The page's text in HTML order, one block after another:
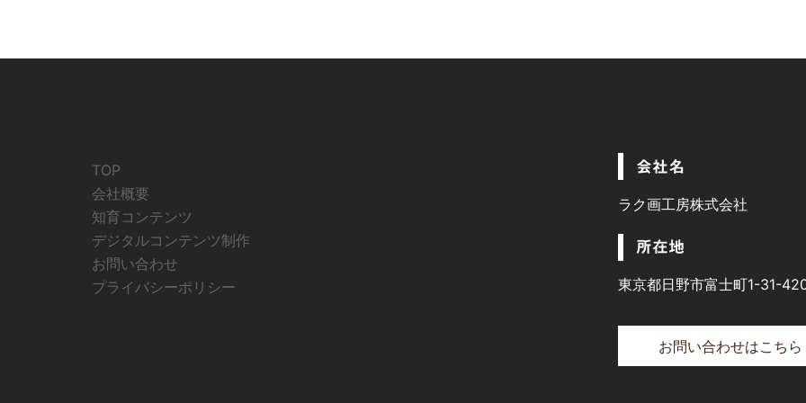
TOP
会社概要
知育コンテンツ
デジタルコンテンツ制作
お問い合わせ
プライバシーポリシー
会社名
ラク画工房株式会社
所在地
東京都日野市富士町1-31-
お問い合わせはこちら